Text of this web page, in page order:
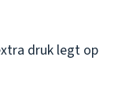
druk legt op